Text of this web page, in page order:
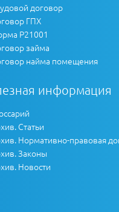
договор
ГПХ
Р21001
займа
найма помещения
информация
Статьи
Нормативно-правовая
Законы
Новости